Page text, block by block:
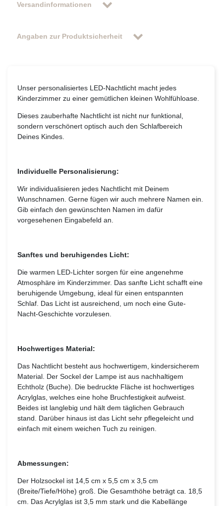
Versandinformationen
Angaben zur Produktsicherheit
Unser personalisiertes LED-Nachtlicht macht jedes
Kinderzimmer zu einer gemütlichen kleinen Wohlfühloase.
Dieses zauberhafte Nachtlicht ist nicht nur funktional,
sondern verschönert optisch auch den Schlafbereich
Deines Kindes.
Individuelle Personalisierung:
Wir individualisieren jedes Nachtlicht mit Deinem
Wunschnamen. Gerne fügen wir auch mehrere Namen ein.
Gib einfach den gewünschten Namen im dafür
vorgesehenen Eingabefeld an.
Sanftes und beruhigendes Licht:
Die warmen LED-Lichter sorgen für eine angenehme
Atmosphäre im Kinderzimmer. Das sanfte Licht schafft eine
beruhigende Umgebung, ideal für einen entspannten
Schlaf. Das Licht ist ausreichend, um noch eine Gute-
Nacht-Geschichte vorzulesen.
Hochwertiges Material:
Das Nachtlicht besteht aus hochwertigem, kindersicherem
Material. Der Sockel der Lampe ist aus nachhaltigem
Echtholz (Buche). Die bedruckte Fläche ist hochwertiges
Acrylglas, welches eine hohe Bruchfestigkeit aufweist.
Beides ist langlebig und hält dem täglichen Gebrauch
stand. Darüber hinaus ist das Licht sehr pflegeleicht und
einfach mit einem weichen Tuch zu reinigen.
Abmessungen:
Der Holzsockel ist 14,5 cm x 5,5 cm x 3,5 cm
(Breite/Tiefe/Höhe) groß. Die Gesamthöhe beträgt ca. 18,5
cm. Das Acrylglas ist 3,5 mm stark und die Kabellänge